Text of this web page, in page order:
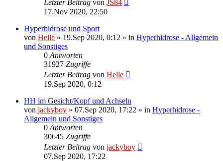
Letzter Beitrag von JS84
17.Nov 2020, 22:50
Hyperhidrose und Sport
von Helle » 19.Sep 2020, 0:12 » in Hyperhidrose - Allgemein
und Sonstiges
0 Antworten
31927 Zugriffe
Letzter Beitrag von Helle
19.Sep 2020, 0:12
HH im Gesicht/Kopf und Achseln
von jackyboy » 07.Sep 2020, 17:22 » in Hyperhidrose -
Allgemein und Sonstiges
0 Antworten
30645 Zugriffe
Letzter Beitrag von jackyboy
07.Sep 2020, 17:22